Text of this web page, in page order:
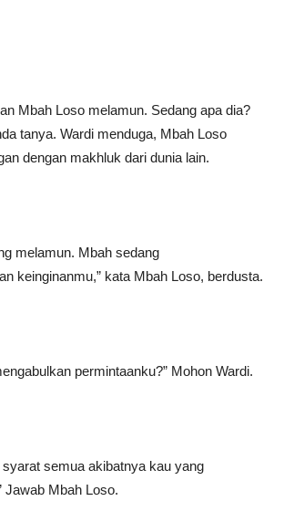
Mbah Loso melamun. Sedang apa dia?
tanya. Wardi menduga, Mbah Loso
dengan makhluk dari dunia lain.
melamun. Mbah sedang
keinginanmu,” kata Mbah Loso, berdusta.
permintaanku?” Mohon Wardi.
syarat semua akibatnya kau yang
Jawab Mbah Loso.